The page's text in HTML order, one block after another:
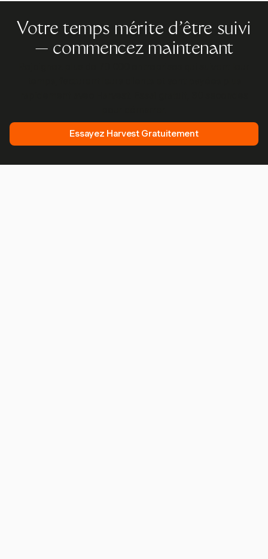
Votre temps mérite d'être suivi
— commencez maintenant
Essayez Harvest Gratuitement